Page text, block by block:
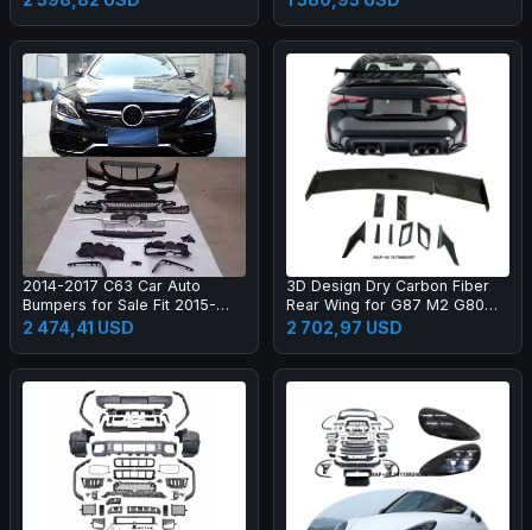
2014-2017 C63 Car Auto
Bumpers for Sale Fit 2015-
2017 New C Class W205 C180
C200l C260l
2 474,41 USD
3D Design Dry Carbon Fiber
Rear Wing for G87 M2 G80
M3 G82 M4 Dry Carbon Fiber
Rear Spoiler High Quality
2 702,97 USD